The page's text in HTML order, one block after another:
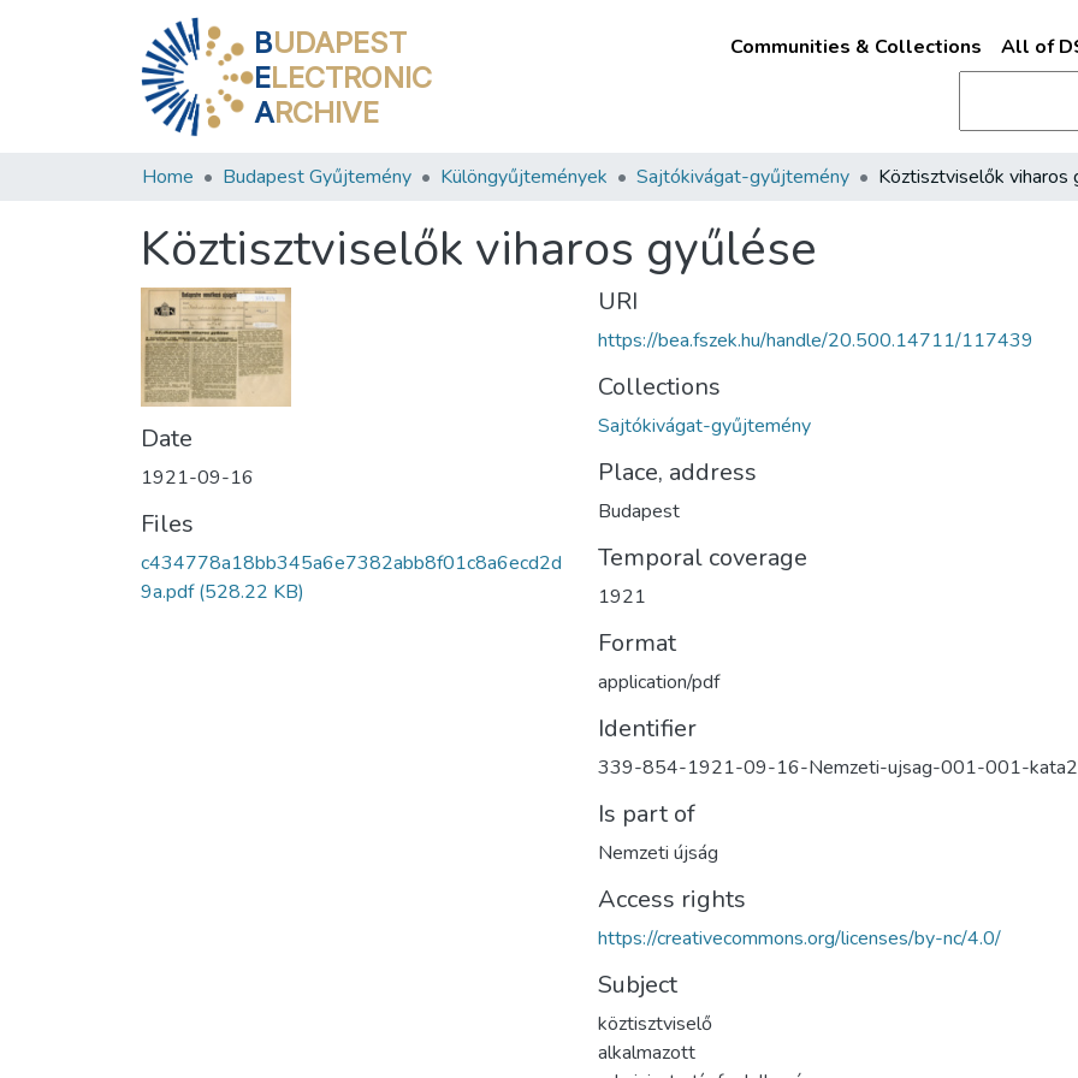
BUDAPEST
ELECTRONIC
ARCHIVE
Communities & Collections All of
Home Budapest Gyűjtemény Különgyűjtemények Sajtókivágat-gyűjtemény
Köztisztviselők viharos gyűlése
Date
1921-09-16
Files
c434778a18bb345a6e7382abb8f01c8a6ecd2d
9a.pdf(528.22 KB)
URI
https://bea.fszek.hu/handle/20.500.14711/117439
Collections
Sajtókivágat-gyűjtemény
Place, address
Budapest
Temporal coverage
1921
Format
application/pdf
Identifier
339-854-1921-09-16-Nemzeti-ujsag-001-001-
Is part of
Nemzeti újság
Access rights
https://creativecommons.org/licenses/by-nc/4.0/
Subject
köztisztviselő
alkalmazott